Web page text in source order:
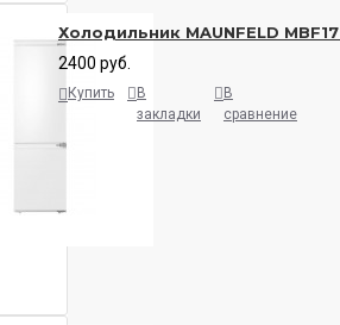
Холодильник MAUNFELD
2400 руб.
Купить
В
закладки
В
сравнение